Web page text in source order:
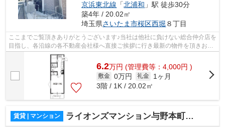
京浜東北線 「北浦和 」駅 徒歩30分
築4年 / 20.02㎡
埼玉県さいたま市桜区西堀 ８丁目
ここまでご覧頂きありがとうございます♪当社は他社に負けない総合仲介店を
目指し、各沿線の各不動産会社様へ直接ご挨拶に行き最新の物件を頂きお客
様へ提供しております！最新の情報は...
6.2万円 (管理費等：4,000円 )
敷金 0万円 礼金
1ヶ月
3階 / 1K / 20.02㎡
賃貸 | マンション ライオンズマンション与野本町第５